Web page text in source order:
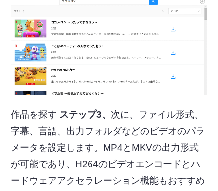
作品を探す ステップ3、 次に、ファイル形式、
字幕、言語、出力フォルダなどのビデオのパラ
メータを設定します。MP4とMKVの出力形式
が可能であり、H264のビデオエンコードとハ
ードウェアアクセラレーション機能もおすすめ